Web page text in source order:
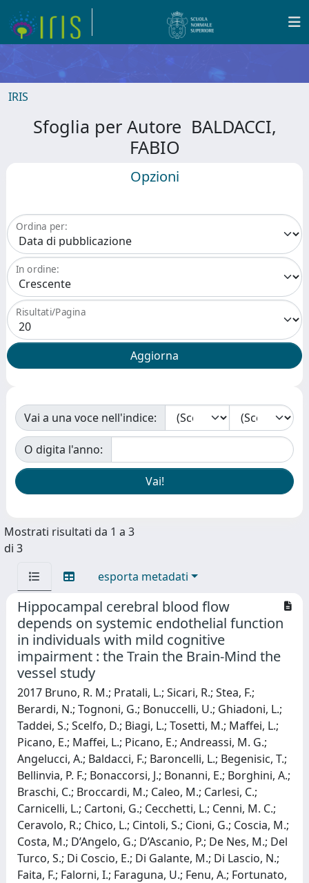
IRIS
Sfoglia per Autore BALDACCI,
FABIO
Opzioni
Ordina per:
In ordine:
Risultati/Pagina
Vai a una voce nell'indice:
O digita l'anno:
Mostrati risultati da 1 a 3
di 3
esporta metadati
Hippocampal cerebral blood flow
depends on systemic endothelial function
in individuals with mild cognitive
impairment : the Train the Brain-Mind the
vessel study
2017 Bruno, R. M.; Pratali, L.; Sicari, R.; Stea, F.;
Berardi, N.; Tognoni, G.; Bonuccelli, U.; Ghiadoni, L.;
Taddei, S.; Scelfo, D.; Biagi, L.; Tosetti, M.; Maffei, L.;
Picano, E.; Maffei, L.; Picano, E.; Andreassi, M. G.;
Angelucci, A.; Baldacci, F.; Baroncelli, L.; Begenisic, T.;
Bellinvia, P. F.; Bonaccorsi, J.; Bonanni, E.; Borghini, A.;
Braschi, C.; Broccardi, M.; Caleo, M.; Carlesi, C.;
Carnicelli, L.; Cartoni, G.; Cecchetti, L.; Cenni, M. C.;
Ceravolo, R.; Chico, L.; Cintoli, S.; Cioni, G.; Coscia, M.;
Costa, M.; D’Angelo, G.; D’Ascanio, P.; De Nes, M.; Del
Turco, S.; Di Coscio, E.; Di Galante, M.; Di Lascio, N.;
Faita, F.; Falorni, I.; Faraguna, U.; Fenu, A.; Fortunato,